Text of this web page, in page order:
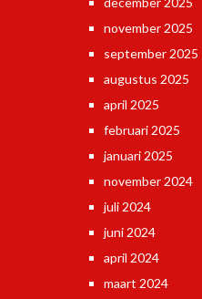
november 2025
september 2025
augustus 2025
april 2025
februari 2025
januari 2025
november 2024
juli 2024
juni 2024
april 2024
maart 2024